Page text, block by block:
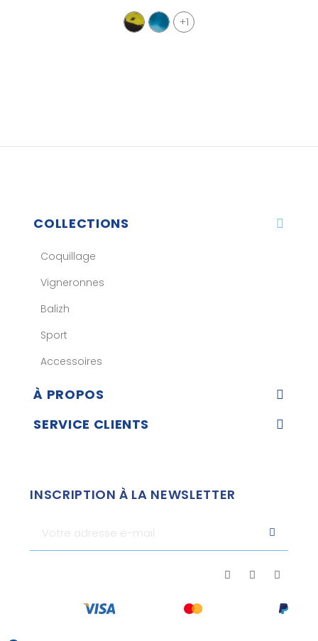
+1
COLLECTIONS
Coquillage
Vigneronnes
Balizh
Sport
Accessoires
À PROPOS
SERVICE CLIENTS
INSCRIPTION À LA NEWSLETTER